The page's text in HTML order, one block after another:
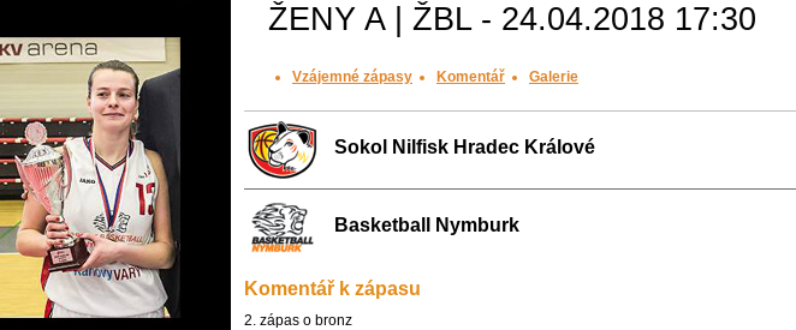
ŽENY A | ŽBL - 24.04.2018 17:30
Vzájemné zápasy Komentář Galerie
Sokol Nilfisk Hradec Králové
Basketball Nymburk
Komentář k zápasu
2. zápas o bronz